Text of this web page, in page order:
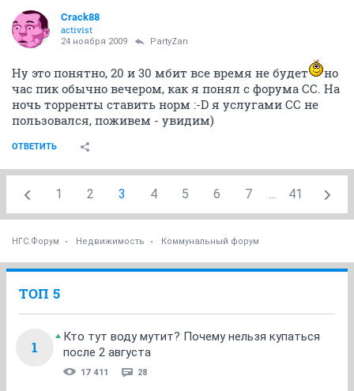
Crack88
activist
24 ноября 2009 PartyZan
Ну это понятно, 20 и 30 мбит все время не будет
но
час пик обычно вечером, как я понял с форума СС. На
ночь торренты ставить норм :-D я услугами СС не
пользовался, поживем - увидим)
ОТВЕТИТЬ
1 2 3 4 5 6 7 ... 41
НГС.Форум Недвижимость Коммунальный форум
ТОП 5
1
Кто тут воду мутит? Почему нельзя купаться
после 2 августа
17 411 28